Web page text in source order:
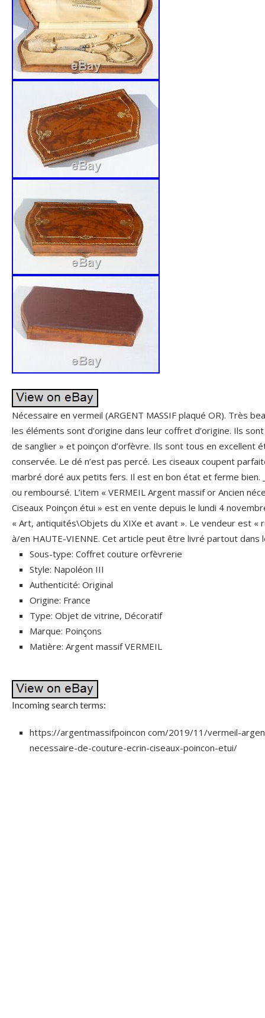
Nécessaire en vermeil (ARGENT MASSIF plaqué OR). Très
les éléments sont d’origine dans leur coffret d’origine. Ils
de sanglier » et poinçon d’orfèvre. Ils sont tous en excellent
conservée. Le dé n’est pas percé. Les ciseaux coupent
marbré doré aux petits fers. Il est en bon état et ferme bien.
ou remboursé. L’item « VERMEIL Argent massif or Ancien
Ciseaux Poinçon étui » est en vente depuis le lundi 4
« Art, antiquités\Objets du XIXe et avant ». Le vendeur est «
à/en HAUTE-VIENNE. Cet article peut être livré partout dans
Sous-type: Coffret couture orfèvrerie
Style: Napoléon III
Authenticité: Original
Origine: France
Type: Objet de vitrine, Décoratif
Marque: Poinçons
Matière: Argent massif VERMEIL
Incoming search terms:
https://argentmassifpoincon com/2019/11/vermeil-
necessaire-de-couture-ecrin-ciseaux-poincon-etui/